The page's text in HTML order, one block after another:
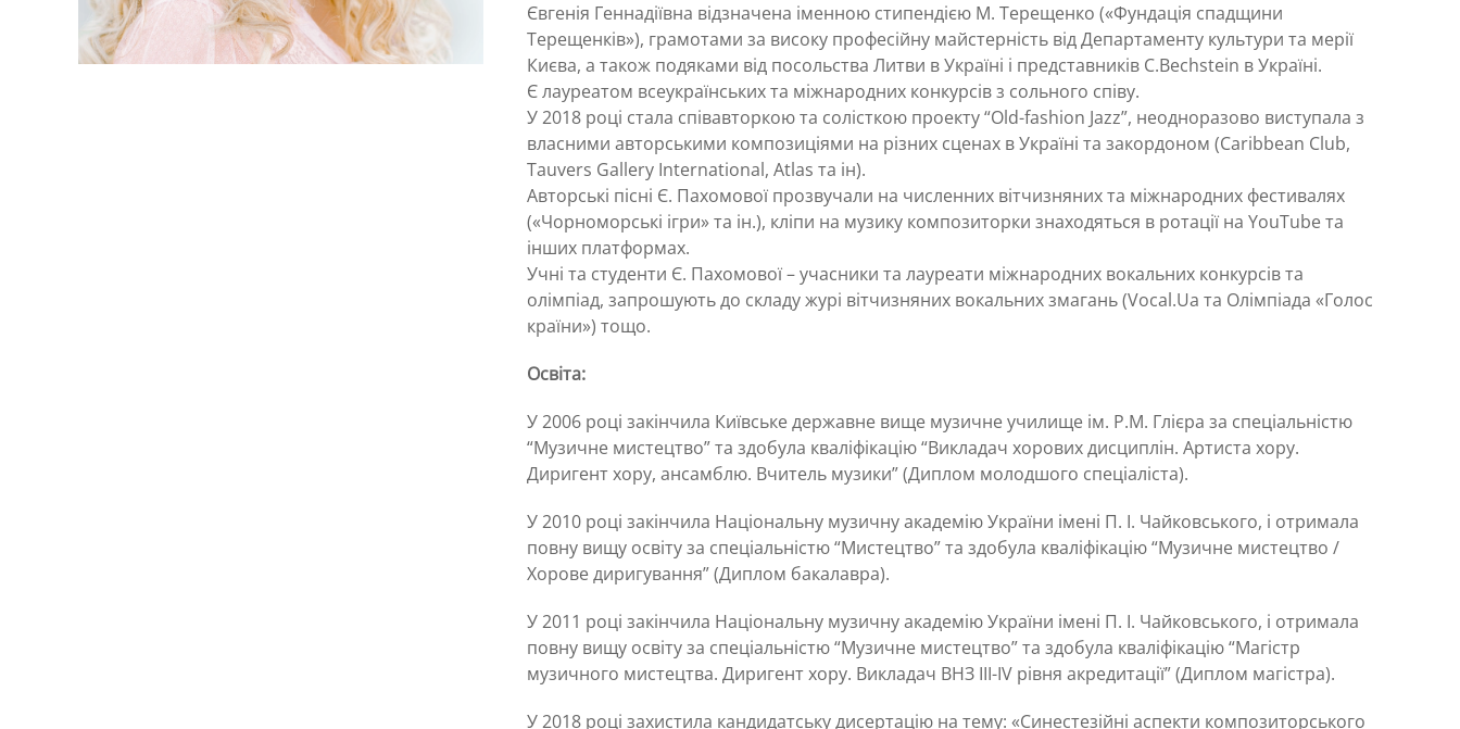
Євгенія Геннадіївна відзначена іменною стипендією М. Терещенко («Фундація спадщини
Терещенків»), грамотами за високу професійну майстерність від Департаменту культури та мерії
Києва, а також подяками від посольства Литви в Україні і представників C.Bechstein в Україні.
Є лауреатом всеукраїнських та міжнародних конкурсів з сольного співу.
У 2018 році стала співавторкою та солісткою проекту “Old-fashion Jazz”, неодноразово виступала з
власними авторськими композиціями на різних сценах в Україні та закордоном (Caribbean Club,
Tauvers Gallery International, Atlas та ін).
Авторські пісні Є. Пахомової прозвучали на численних вітчизняних та міжнародних фестивалях
(«Чорноморські ігри» та ін.), кліпи на музику композиторки знаходяться в ротації на YouTube та
інших платформах.
Учні та студенти Є. Пахомової – учасники та лауреати міжнародних вокальних конкурсів та
олімпіад, запрошують до складу журі вітчизняних вокальних змагань (Vocal.Ua та Олімпіада «Голос
країни») тощо.
Освіта:
У 2006 році закінчила Київське державне вище музичне училище ім. Р.М. Глієра за спеціальністю
“Музичне мистецтво” та здобула кваліфікацію “Викладач хорових дисциплін. Артиста хору.
Диригент хору, ансамблю. Вчитель музики” (Диплом молодшого спеціаліста).
У 2010 році закінчила Національну музичну академію України імені П. І. Чайковського, і отримала
повну вищу освіту за спеціальністю “Мистецтво” та здобула кваліфікацію “Музичне мистецтво /
Хорове диригування” (Диплом бакалавра).
У 2011 році закінчила Національну музичну академію України імені П. І. Чайковського, і отримала
повну вищу освіту за спеціальністю “Музичне мистецтво” та здобула кваліфікацію “Магістр
музичного мистецтва. Диригент хору. Викладач ВНЗ ІІІ-ІV рівня акредитації” (Диплом магістра).
У 2018 році захистила кандидатську дисертацію на тему: «Синестезійні аспекти композиторського